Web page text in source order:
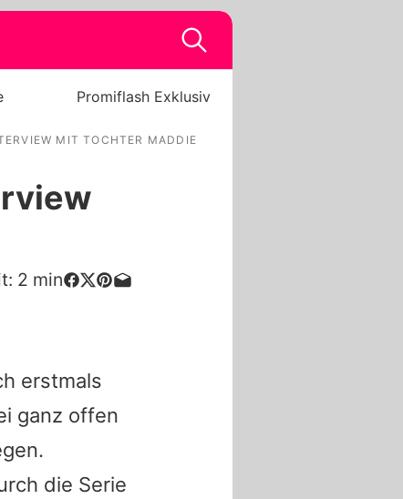
Promiflash Exklusiv
MIT TOCHTER MADDIE
2 min
erstmals
ganz offen
die Serie